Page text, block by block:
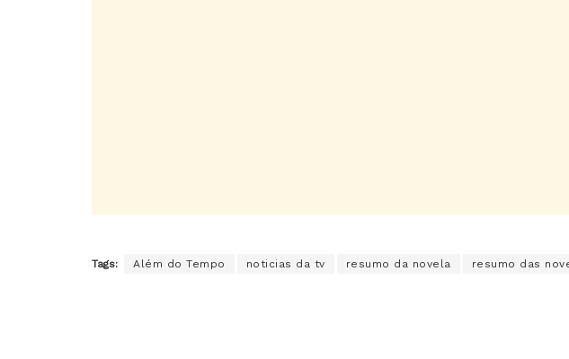
Tags: Além do Tempo noticias da tv resumo da novela resumo das